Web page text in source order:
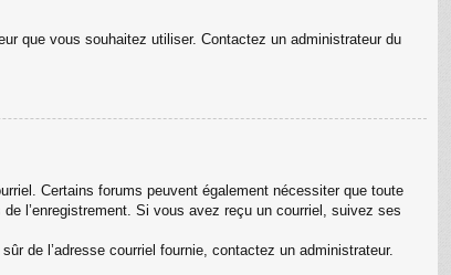
que vous souhaitez utiliser. Contactez un administrateur du
Certains forums peuvent également nécessiter que toute
l’enregistrement. Si vous avez reçu un courriel, suivez ses
de l’adresse courriel fournie, contactez un administrateur.